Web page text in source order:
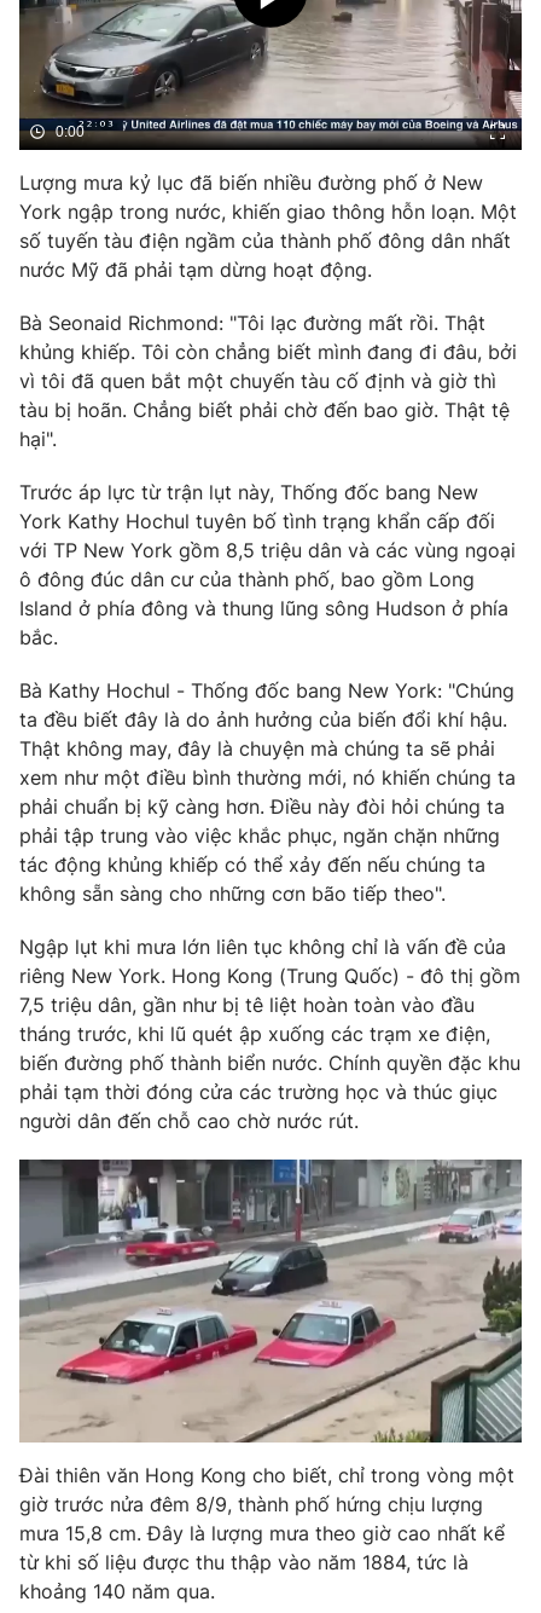
Hậu trường
Nhân vật
Khán giả
Giải sao mai
Giải trí
Điện ảnh
Âm nhạc
Đời sống
Du lịch
Làm đẹp
Chất lượng cuộc sống
Giáo dục
Tuyển sinh
Học trực tuyến
Công nghệ
Hitech Công nghệ tương lai
Sản phẩm
Thị trường
Tư vấn
Lịch phát sóng
Chuyên mục khác
Emagazine Podcast
Photo Infographic
Video
VTV Money VTV Thể thao
VTV Sức khoẻ Bất động sản
Thị trường 24h Tấm lòng Việt
VTV9 VTV8
Liên hệ tòa soạn English
THỜI BÁO VTV
Theo dõi báo trên
Cơ quan chủ quản:Đài Truyền hình Việt Nam
Cơ quan báo chí:Thời báo VTV
Giấy phép hoạt động báo in và báo điện tử số 483/GP-BTTTT
cấp ngày 29/12/2023
Phó Tổng Biên tập: Nguyễn Thị Mỹ Hạnh, Phạm Quốc Thắng,
Nguyễn Trọng Ninh
Tổng đài VTV:024.38 355 931 - 024.38 355 932
Ðiện thoại Thời báo VTV:
024.66 897 897
0:00
Lượng mưa kỷ lục đã biến nhiều đường phố ở New
York ngập trong nước, khiến giao thông hỗn loạn. Một
số tuyến tàu điện ngầm của thành phố đông dân nhất
nước Mỹ đã phải tạm dừng hoạt động.
Bà Seonaid Richmond: "Tôi lạc đường mất rồi. Thật
khủng khiếp. Tôi còn chẳng biết mình đang đi đâu, bởi
vì tôi đã quen bắt một chuyến tàu cố định và giờ thì
tàu bị hoãn. Chẳng biết phải chờ đến bao giờ. Thật tệ
hại".
Trước áp lực từ trận lụt này, Thống đốc bang New
York Kathy Hochul tuyên bố tình trạng khẩn cấp đối
với TP New York gồm 8,5 triệu dân và các vùng ngoại
ô đông đúc dân cư của thành phố, bao gồm Long
Island ở phía đông và thung lũng sông Hudson ở phía
bắc.
Bà Kathy Hochul - Thống đốc bang New York: "Chúng
ta đều biết đây là do ảnh hưởng của biến đổi khí hậu.
Thật không may, đây là chuyện mà chúng ta sẽ phải
xem như một điều bình thường mới, nó khiến chúng ta
phải chuẩn bị kỹ càng hơn. Điều này đòi hỏi chúng ta
phải tập trung vào việc khắc phục, ngăn chặn những
tác động khủng khiếp có thể xảy đến nếu chúng ta
không sẵn sàng cho những cơn bão tiếp theo".
Ngập lụt khi mưa lớn liên tục không chỉ là vấn đề của
riêng New York. Hong Kong (Trung Quốc) - đô thị gồm
7,5 triệu dân, gần như bị tê liệt hoàn toàn vào đầu
tháng trước, khi lũ quét ập xuống các trạm xe điện,
biến đường phố thành biển nước. Chính quyền đặc khu
phải tạm thời đóng cửa các trường học và thúc giục
người dân đến chỗ cao chờ nước rút.
Đài thiên văn Hong Kong cho biết, chỉ trong vòng một
giờ trước nửa đêm 8/9, thành phố hứng chịu lượng
mưa 15,8 cm. Đây là lượng mưa theo giờ cao nhất kể
từ khi số liệu được thu thập vào năm 1884, tức là
khoảng 140 năm qua.